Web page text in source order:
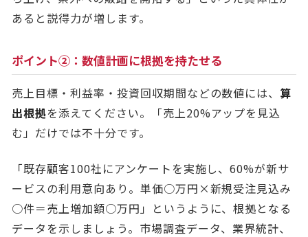
あると説得力が増します。
ポイント②：数値計画に根拠を持たせる
売上目標・利益率・投資回収期間などの数値には、 算
出根拠を添えてください。「売上20%アップを見込
む」だけでは不十分です。
「既存顧客100社にアンケートを実施し、60%が新サ
ービスの利用意向あり。単価○万円×新規受注見込み
○件＝売上増加額○万円」というように、根拠となる
データを示しましょう。市場調査データ、業界統計、